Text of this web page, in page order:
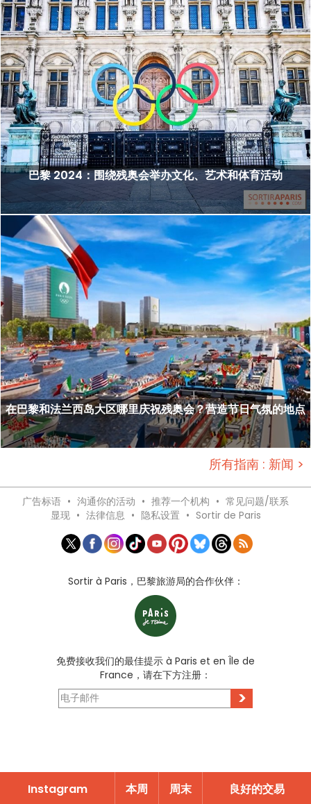
巴黎 2024：围绕残奥会举办文化、艺术和体育活动
在巴黎和法兰西岛大区哪里庆祝残奥会？营造节日气氛的地点
所有指南 : 新闻 >
广告标语 • 沟通你的活动 • 推荐一个机构 • 常见问题/联系
显现 • 法律信息 • 隐私设置 • Sortir de Paris
Sortir à Paris，巴黎旅游局的合作伙伴：
免费接收我们的最佳提示 à Paris et en Île de
France，请在下方注册：
>
Instagram 本周 周末 良好的交易